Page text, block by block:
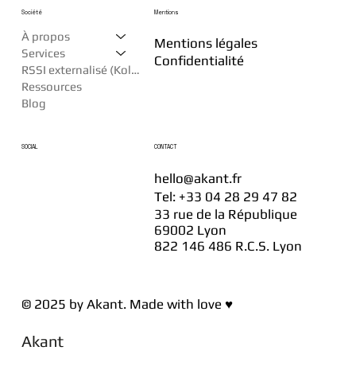
Akant
Société
À propos
Services
RSSI externalisé (Kollègue)
Ressources
Blog
Mentions
Confidentialité
Mentions légales
SOCIAL CONTACT
hello@akant.fr
Tel: +33 04 28 29 47 82
33 rue de la République
69002 Lyon
822 146 486 R.C.S. Lyon
© 2025 by Akant. Made with love ♥